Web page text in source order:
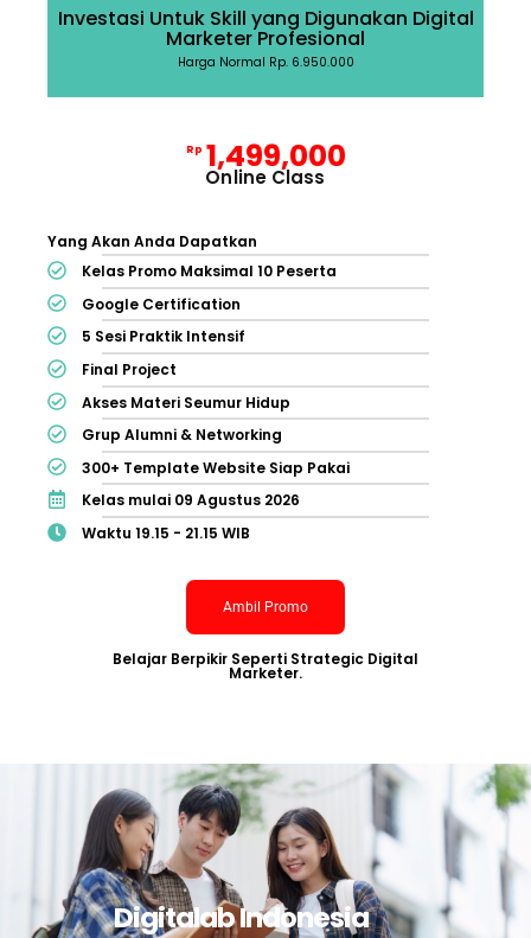
Investasi Untuk Skill yang Digunakan Digital
Marketer Profesional
Harga Normal Rp. 6.950.000
Rp 1,499,000
Online Class
Yang Akan Anda Dapatkan
Kelas Promo Maksimal 10 Peserta
Google Certification
5 Sesi Praktik Intensif
Final Project
Akses Materi Seumur Hidup
Grup Alumni & Networking
300+ Template Website Siap Pakai
Kelas mulai 09 Agustus 2026
Waktu 19.15 - 21.15 WIB
Ambil Promo
Belajar Berpikir Seperti Strategic Digital
Marketer.
Digitalab Indonesia